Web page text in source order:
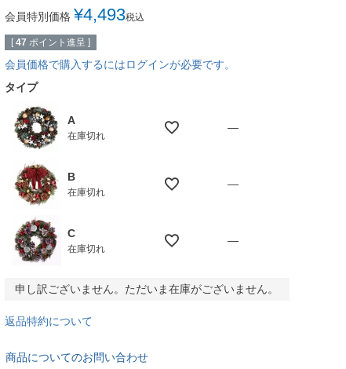
会員特別価格 ¥4,493税込
[ 47 ポイント進呈 ]
会員価格で購入するにはログインが必要です。
タイプ
A
在庫切れ
—
B
在庫切れ
—
C
在庫切れ
—
申し訳ございません。ただいま在庫がございません。
返品特約について
商品についてのお問い合わせ